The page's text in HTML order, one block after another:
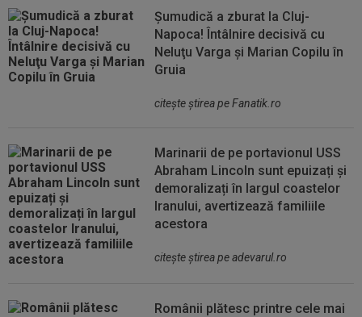
Șumudică a zburat la Cluj-
Napoca! Întâlnire decisivă cu
Neluţu Varga şi Marian Copilu în
Gruia
citeşte ştirea pe Fanatik.ro
Marinarii de pe portavionul USS
Abraham Lincoln sunt epuizați și
demoralizați în largul coastelor
Iranului, avertizează familiile
acestora
citeşte ştirea pe adevarul.ro
Românii plătesc printre cele mai